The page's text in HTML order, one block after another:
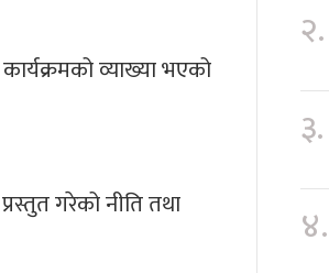
व्याख्या भएको
गरेको नीति तथा
२.
३.
४.